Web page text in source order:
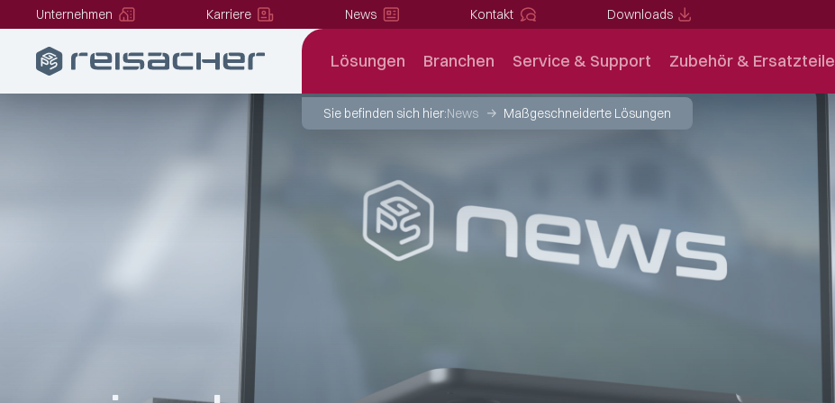
Unter­nehmen Karriere News Kontakt Downloads
Lösungen Branchen Service & Support Zubehör & Ersatzteile
Sie befinden sich hier:News Maßgeschneiderte Lösungen